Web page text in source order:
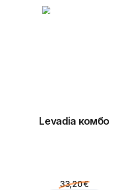
Levadia комбо
33,20 €